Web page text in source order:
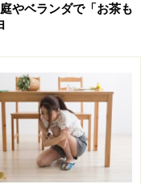
やベランダで「お茶も